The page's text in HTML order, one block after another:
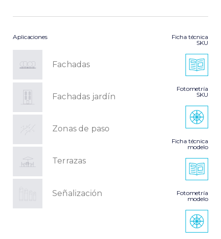
Aplicaciones
Fachadas
Fachadas jardín
Zonas de paso
Terrazas
Señalización
Ficha técnica
SKU
Fotometría
SKU
Ficha técnica
modelo
Fotometría
modelo